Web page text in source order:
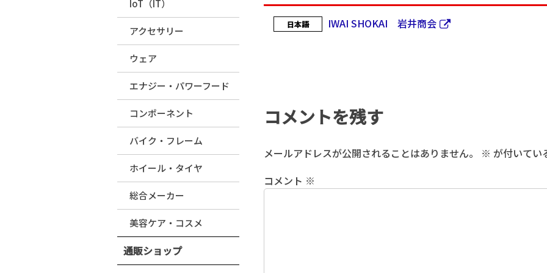
日本語 IWAI SHOKAI 岩井商会
コメントを残す
メールアドレスが公開されることはありません。 ※ が付いてい
コメント ※
IoT（IT）
アクセサリー
ウェア
エナジー・パワーフード
コンポーネント
バイク・フレーム
ホイール・タイヤ
総合メーカー
美容ケア・コスメ
通販ショップ